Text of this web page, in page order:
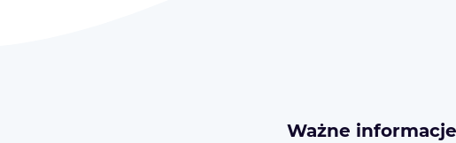
Ważne informacje